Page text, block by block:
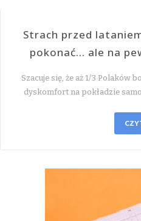
Strach przed
pokonać… ale na
Szacuje się, że aż 1/3 Polaków
dyskomfort na pokładzie